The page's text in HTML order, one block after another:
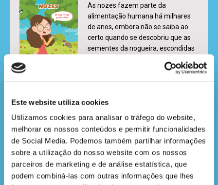
Este website utiliza cookies
Utilizamos cookies para analisar o tráfego do website,
melhorar os nossos conteúdos e permitir funcionalidades
de Social Media. Podemos também partilhar informações
sobre a utilização do nosso website com os nossos
parceiros de marketing e de análise estatística, que
podem combiná-las com outras informações que lhes
As nozes fazem parte da
alimentação humana há milhares
de anos, embora não se saiba ao
certo quando se descobriu que as
sementes da nogueira, escondidas
nutritivas, deliciosas e crocantes.
SABES O QUE É O “BRAILLE”?
O Braille é uma forma de comunicar
visuais possam ler livros, jornais e
revistas.